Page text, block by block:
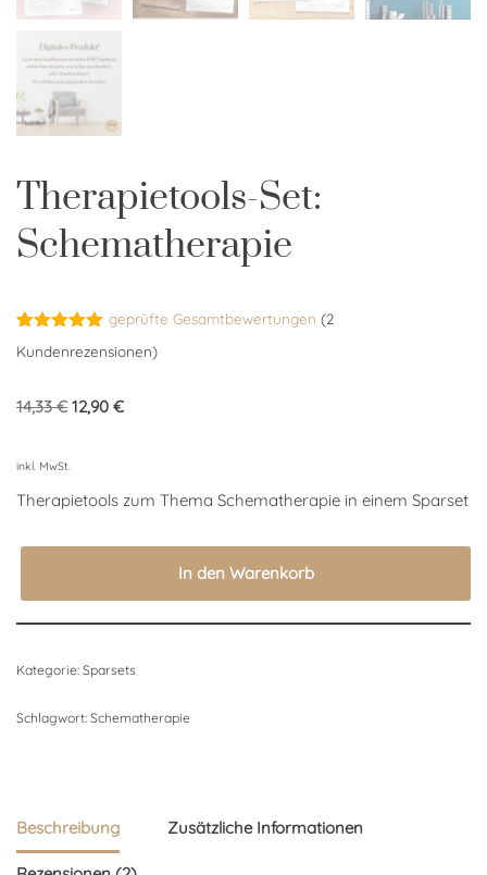
Therapietools-Set:
Schematherapie
Bewertet
mit5.00
auf
2
geprüfte Gesamtbewertungen (2
Kundenrezensionen)
14,33€ 12,90 €
inkl. MwSt.
Therapietools zum Thema Schematherapie in einem Sparset
In den Warenkorb
Kategorie: Sparsets
Schlagwort: Schematherapie
Beschreibung Zusätzliche Informationen